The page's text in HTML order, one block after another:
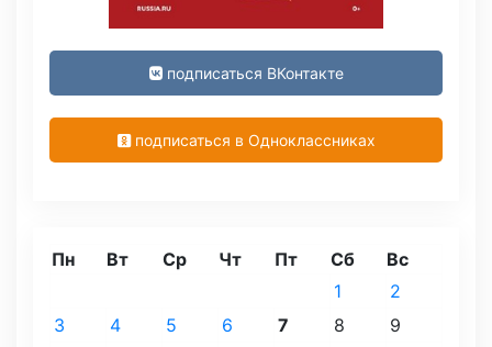
подписаться ВКонтакте
подписаться в Одноклассниках
Пн Вт Ср Чт Пт Сб Вс
1
2
3
4 5 6 7 8
9